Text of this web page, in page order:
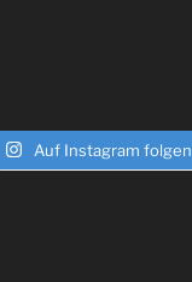
Auf Instagram folgen